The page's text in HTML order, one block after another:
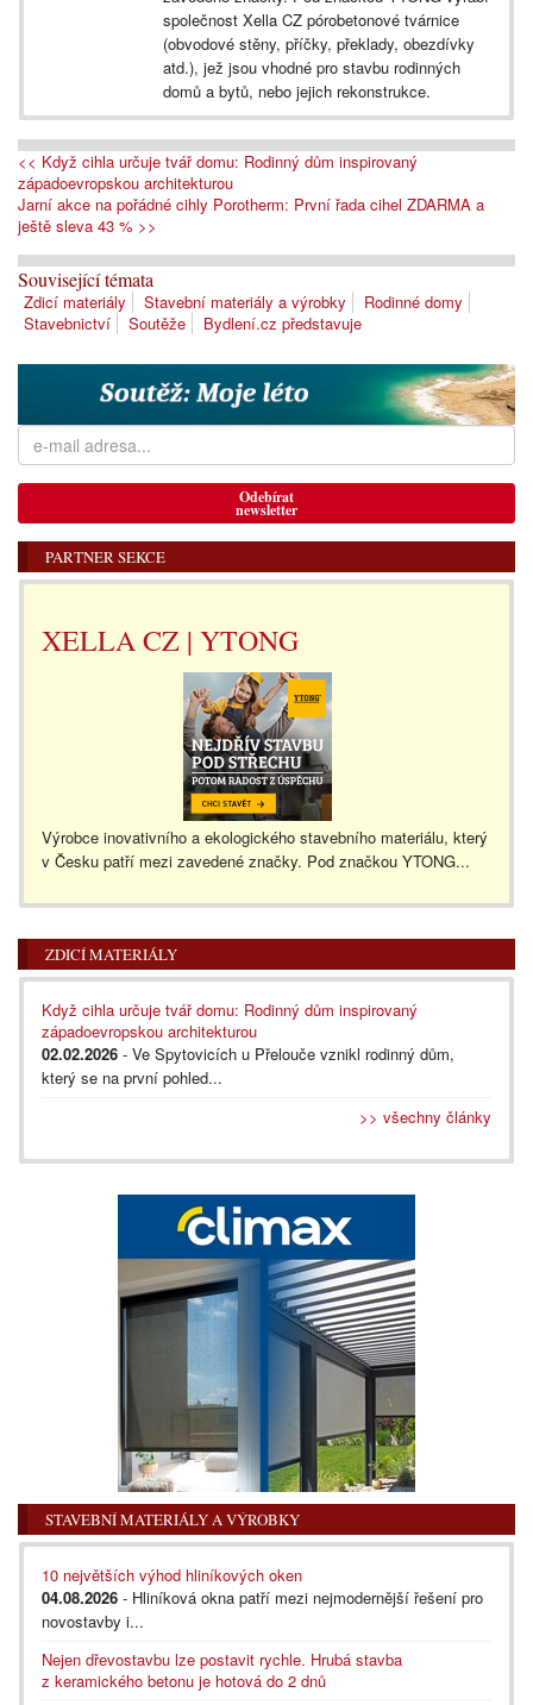
společnost Xella CZ pórobetonové tvárnice
(obvodové stěny, příčky, překlady, obezdívky
atd.), jež jsou vhodné pro stavbu rodinných
domů a bytů, nebo jejich rekonstrukce.
<< Když cihla určuje tvář domu: Rodinný dům inspirovaný
západoevropskou architekturou
Jarní akce na pořádné cihly Porotherm: První řada cihel ZDARMA a
ještě sleva 43 % >>
Související témata
Zdicí materiály Stavební materiály a výrobky
Rodinné domy
Stavebnictví
Soutěže Bydlení.cz představuje
Odebírat
newsletter
PARTNER SEKCE
XELLA CZ | YTONG
Výrobce inovativního a ekologického stavebního materiálu, který
v Česku patří mezi zavedené značky. Pod značkou YTONG...
ZDICÍ MATERIÁLY
Když cihla určuje tvář domu: Rodinný dům inspirovaný
západoevropskou architekturou
02.02.2026 - Ve Spytovicích u Přelouče vznikl rodinný dům,
který se na první pohled...
>> všechny články
STAVEBNÍ MATERIÁLY A VÝROBKY
10 největších výhod hliníkových oken
04.08.2026 - Hliníková okna patří mezi nejmodernější řešení pro
novostavby i...
Nejen dřevostavbu lze postavit rychle. Hrubá stavba
z keramického betonu je hotová do 2 dnů